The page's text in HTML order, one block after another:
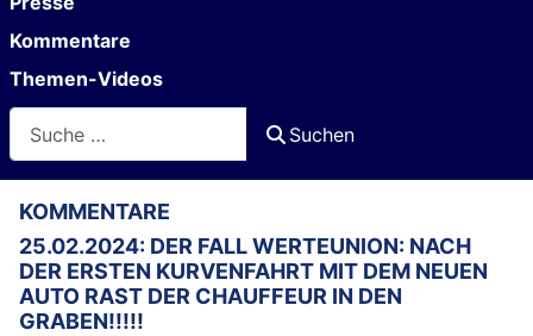
Kommentare
Themen-Videos
Suchen
KOMMENTARE
25.02.2024: DER FALL WERTEUNION: NACH
DER ERSTEN KURVENFAHRT MIT DEM NEUEN
AUTO RAST DER CHAUFFEUR IN DEN
GRABEN!!!!!